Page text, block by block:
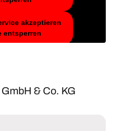
akzeptieren
entsperren
& Co. KG